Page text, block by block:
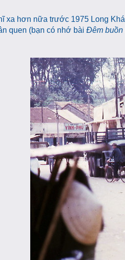
xa hơn nữa trước 1975 Long
quen (bạn có nhớ bài Đêm buồn